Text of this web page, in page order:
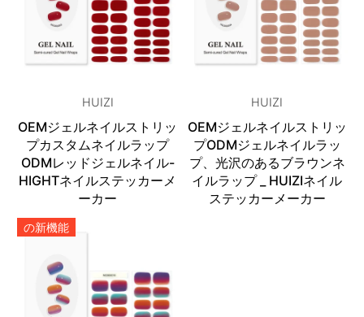
HUIZI
OEMジェルネイルストリッ
プカスタムネイルラップ
ODMレッドジェルネイル-
HIGHTネイルステッカーメ
ーカー
HUIZI
OEMジェルネイルストリッ
プODMジェルネイルラッ
プ、光沢のあるブラウンネ
イルラップ _ HUIZIネイル
ステッカーメーカー
の新機能